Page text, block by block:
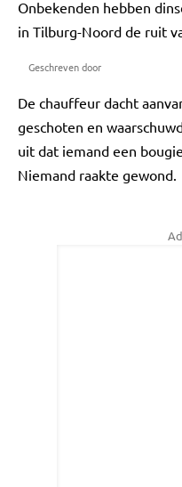
Onbekenden hebben
in Tilburg-Noord de ruit
Geschreven door
De chauffeur dacht
geschoten en
uit dat iemand een
Niemand raakte gewond.